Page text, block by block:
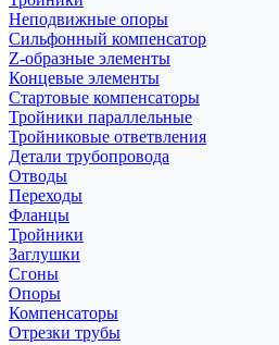
Неподвижные опоры
Cильфонный компенсатор
Z-образные элементы
Концевые элементы
Стартовые компенсаторы
Тройники параллельные
Тройниковые ответвления
Детали трубопровода
Отводы
Переходы
Фланцы
Тройники
Заглушки
Сгоны
Опоры
Компенсаторы
Отрезки трубы